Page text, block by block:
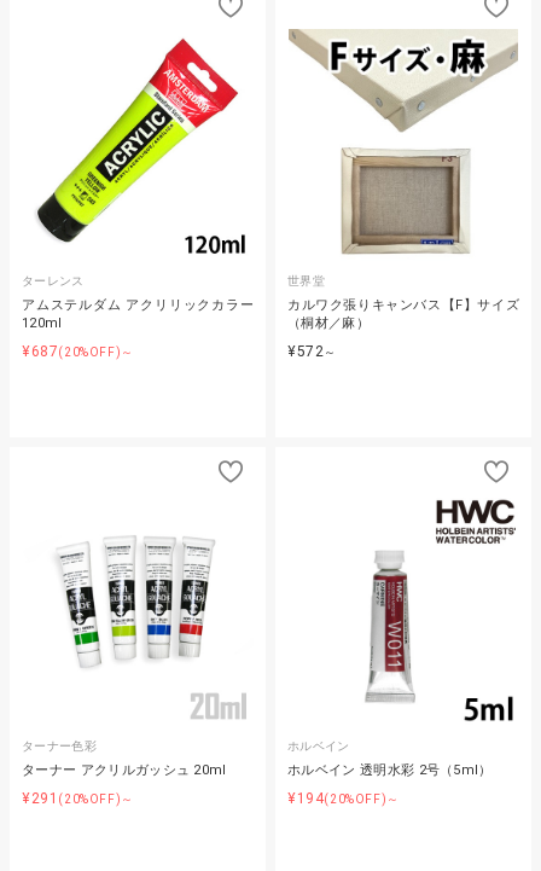
ターレンス
アムステルダム アクリリックカラー
120ml
¥687(20%OFF)～
世界堂
カルワク張りキャンバス【F】サイズ
（桐材／麻）
¥572 ～
ターナー色彩
ターナー アクリルガッシュ 20ml
¥291 (20%OFF)～
ホルベイン
ホルベイン 透明水彩 2号（5ml）
¥194(20%OFF)～